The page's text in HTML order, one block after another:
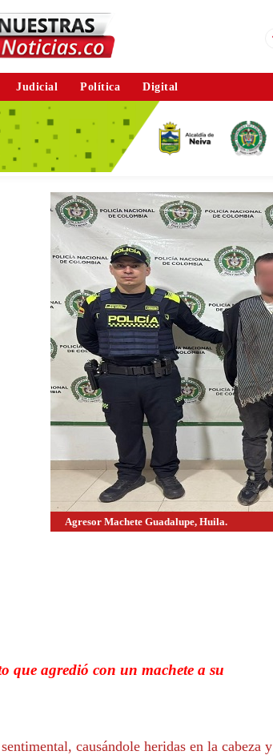
Judicial Política Digital
Agresor Machete Guadalupe, Huila.
que agredió con un machete a su
causándole heridas en la cabeza y